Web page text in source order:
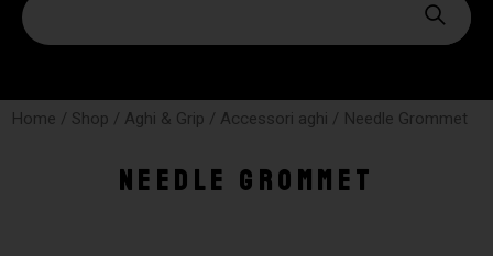
Home / Shop / Aghi & Grip / Accessori aghi / Needle Grommet
Needle Grommet